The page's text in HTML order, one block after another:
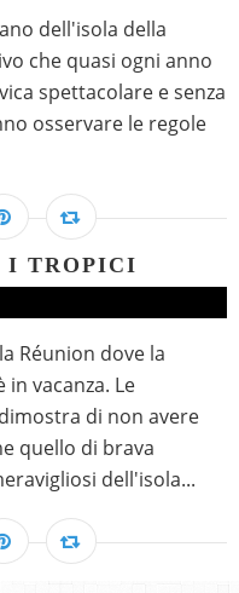
dell'isola della
che quasi ogni anno
spettacolare e senza
osservare le regole
I TROPICI
Réunion dove la
vacanza. Le
di non avere
quello di brava
dell'isola...